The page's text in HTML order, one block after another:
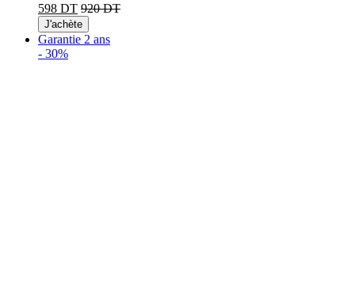
598 DT 920 DT
J'achète
Garantie 2 ans
- 30%